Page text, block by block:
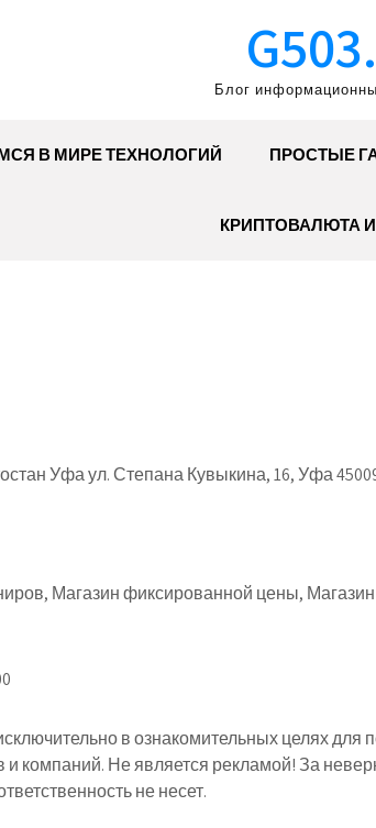
Блог
В МИРЕ ТЕХНОЛОГИЙ ПРОСТЫЕ
КРИПТОВАЛЮТА
Уфа ул. Степана Кувыкина, 16, Уфа
Магазин фиксированной цены,
в ознакомительных целях для
и компаний. Не является рекламой! За
не несет.